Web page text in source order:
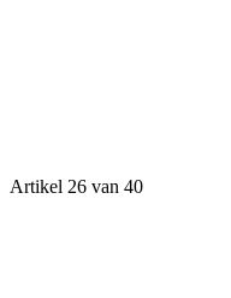
Artikel 26 van 40